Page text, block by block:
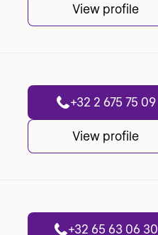
View profile
+32 2 675 75 09
View profile
+32 65 63 06 30